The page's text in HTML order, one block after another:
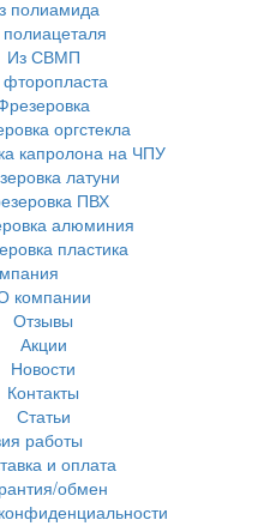
полиамида
Из СВМП
фторопласта
оргстекла
капролона на ЧПУ
латуни
ПВХ
алюминия
пластика
компании
Отзывы
Акции
Новости
Контакты
Статьи
работы
и оплата
обмен